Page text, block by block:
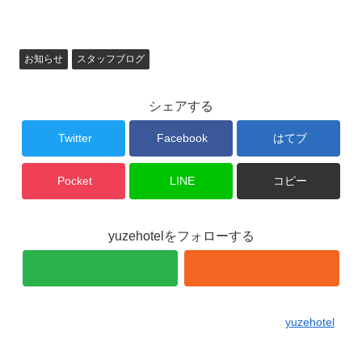
お知らせ スタッフブログ
シェアする
Twitter Facebook はてブ
Pocket LINE コピー
yuzehotelをフォローする
yuzehotel